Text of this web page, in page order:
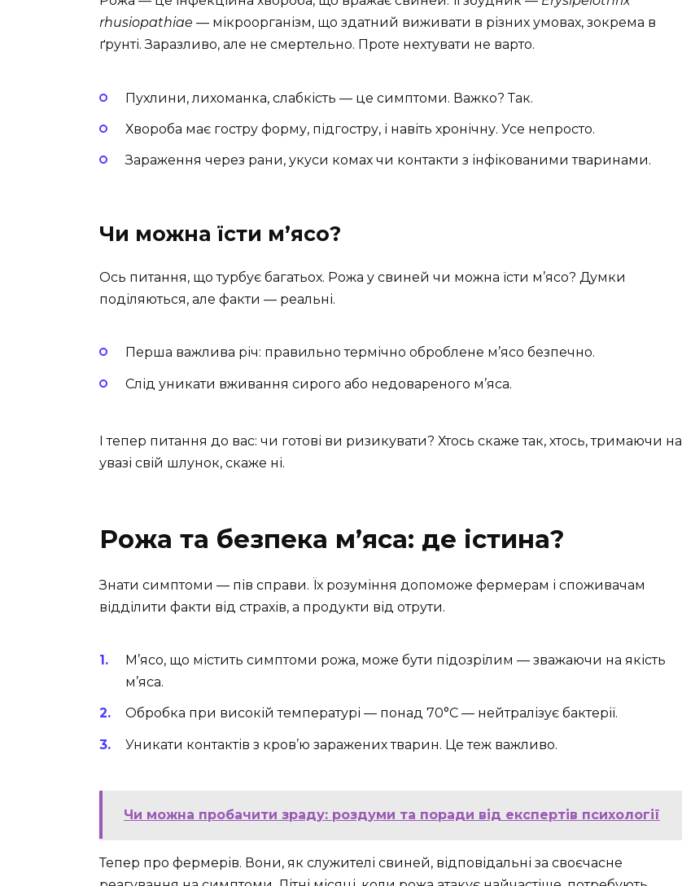
rhusiopathiae — мікроорганізм, що здатний виживати в різних умовах, зокрема в
ґрунті. Заразливо, але не смертельно. Проте нехтувати не варто.
Пухлини, лихоманка, слабкість — це симптоми. Важко? Так.
Хвороба має гостру форму, підгостру, і навіть хронічну. Усе непросто.
Зараження через рани, укуси комах чи контакти з інфікованими тваринами.
Чи можна їсти м’ясо?
Ось питання, що турбує багатьох. Рожа у свиней чи можна їсти м’ясо? Думки
поділяються, але факти — реальні.
Перша важлива річ: правильно термічно оброблене м’ясо безпечно.
Слід уникати вживання сирого або недовареного м’яса.
І тепер питання до вас: чи готові ви ризикувати? Хтось скаже так, хтось, тримаючи на
увазі свій шлунок, скаже ні.
Рожа та безпека м’яса: де істина?
Знати симптоми — пів справи. Їх розуміння допоможе фермерам і споживачам
відділити факти від страхів, а продукти від отрути.
М’ясо, що містить симптоми рожа, може бути підозрілим — зважаючи на якість
м’яса.
Обробка при високій температурі — понад 70°C — нейтралізує бактерії.
Уникати контактів з кров’ю заражених тварин. Це теж важливо.
Чи можна пробачити зраду: роздуми та поради від експертів психології
Тепер про фермерів. Вони, як служителі свиней, відповідальні за своєчасне